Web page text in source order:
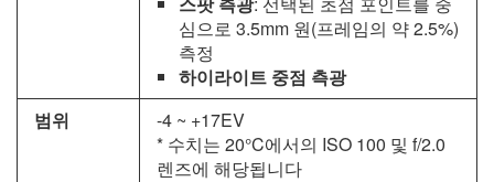
심으로 3.5mm 원(프레임의 약 2.5%)
측정
하이라이트 중점 측광
범위
-4 ~ +17EV
* 수치는 20°C에서의 ISO 100 및 f/2.0
렌즈에 해당됩니다